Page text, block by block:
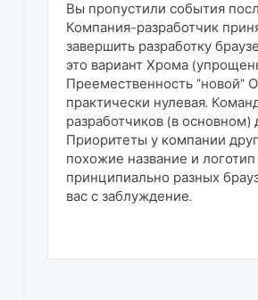
Вы пропустили события
Компания-разработчик
завершить разработку
это вариант Хрома
Преемественность "новой"
практически нулевая.
разработчиков (в основном)
Приоритеты у компании
похожие название и логотип
принципиально разных
вас с заблуждение.